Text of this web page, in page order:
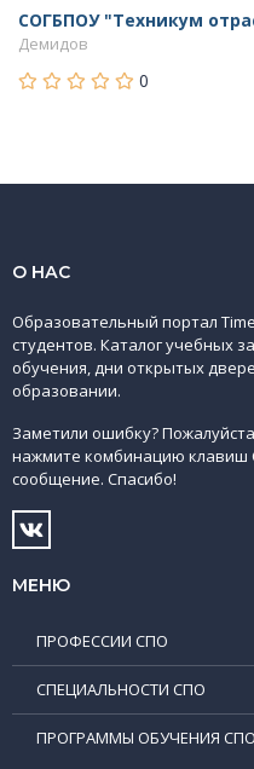
СОГБПОУ "Техникум
Демидов
0
О НАС
Образовательный портал
студентов. Каталог учебных
обучения, дни открытых
образовании.
Заметили ошибку?
нажмите комбинацию клавиш
сообщение. Спасибо!
МЕНЮ
ПРОФЕССИИ СПО
СПЕЦИАЛЬНОСТИ СПО
ПРОГРАММЫ ОБУЧЕНИЯ СПО